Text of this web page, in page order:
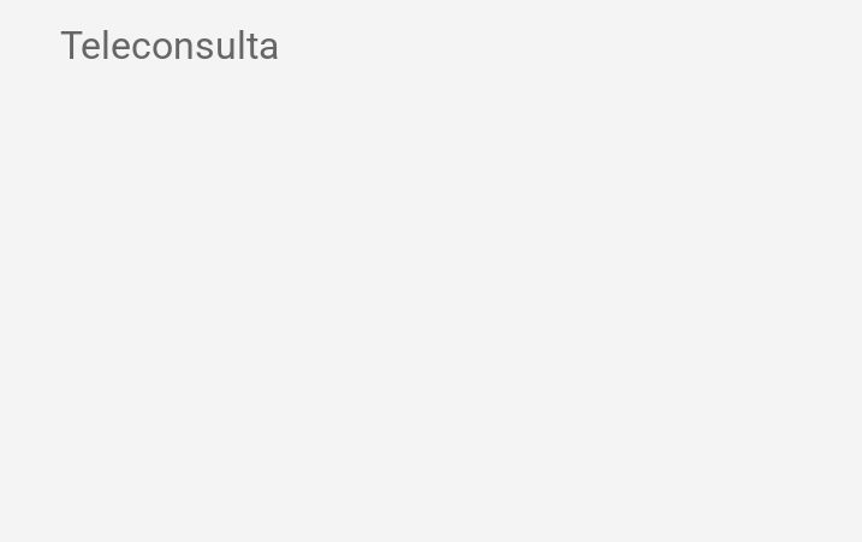
Teleconsulta